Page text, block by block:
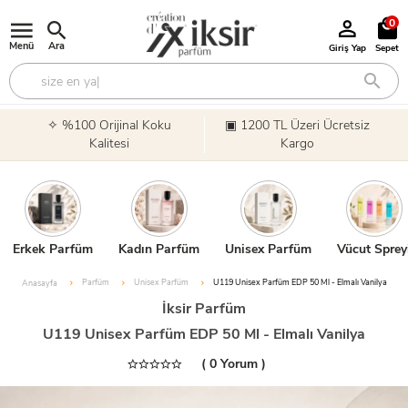
✧ %100 Orijinal Koku
Kalitesi
▣ 1200 TL Üzeri Ücretsiz
Kargo
Menü Ara Giriş Yap
0
Sepet
Erkek Parfüm Kadın Parfüm Unisex Parfüm Vücut
Anasayfa Parfüm Unisex Parfüm U119 Unisex Parfüm EDP 50 Ml - Elmalı Vanilya
İksir Parfüm
U119 Unisex Parfüm EDP 50 Ml - Elmalı Vanilya
( 0 Yorum )